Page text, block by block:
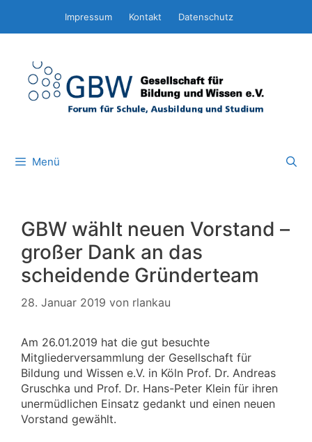
springen
Impressum Kontakt Datenschutz
Menü
GBW wählt neuen Vorstand –
großer Dank an das
scheidende Gründerteam
28. Januar 2019 von rlankau
Am 26.01.2019 hat die gut besuchte
Mitgliederversammlung der Gesellschaft für
Bildung und Wissen e.V. in Köln Prof. Dr. Andreas
Gruschka und Prof. Dr. Hans-Peter Klein für ihren
unermüdlichen Einsatz gedankt und einen neuen
Vorstand gewählt.